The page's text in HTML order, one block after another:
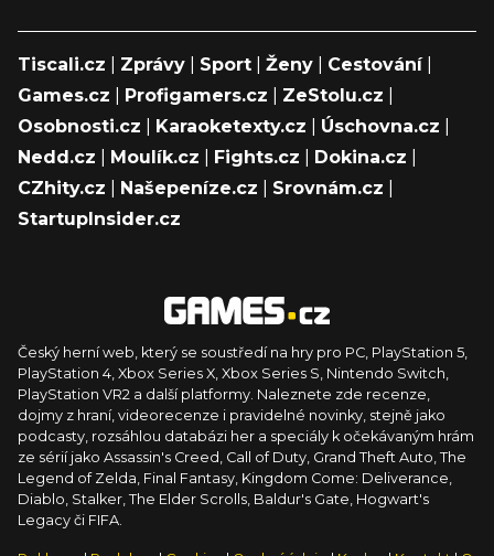
Tiscali.cz Zprávy Sport Ženy Cestování|
Games.cz
Profigamers.cz ZeStolu.cz
Osobnosti.cz
Karaoketexty.cz Úschovna.cz
Nedd.cz
Moulík.cz Fights.cz Dokina.cz
CZhity.cz
Našepeníze.cz Srovnám.cz
StartupInsider.cz
Český herní web, který se soustředí na hry pro PC, PlayStation 5,
PlayStation 4, Xbox Series X, Xbox Series S, Nintendo Switch,
PlayStation VR2 a další platformy. Naleznete zde recenze,
dojmy z hraní, videorecenze i pravidelné novinky, stejně jako
podcasty, rozsáhlou databázi her a speciály k očekávaným hrám
ze sérií jako Assassin's Creed, Call of Duty, Grand Theft Auto, The
Legend of Zelda, Final Fantasy, Kingdom Come: Deliverance,
Diablo, Stalker, The Elder Scrolls, Baldur's Gate, Hogwart's
Legacy či FIFA.